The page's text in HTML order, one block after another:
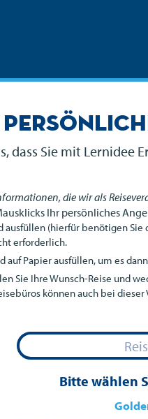
dass Sie mit Lernidee
die wir als
Ihr persönliches
ausfüllen (hierfür benötigen Sie
erforderlich.
Papier ausfüllen, um es
Sie Ihre Wunsch-Reise und
können auch bei
Bitte wählen